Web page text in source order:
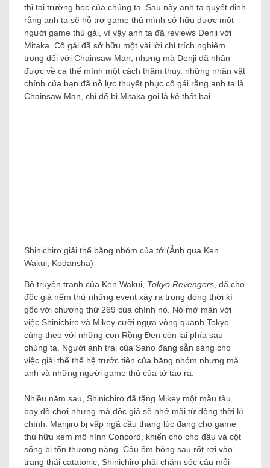
thỉ tại trường học của chúng ta. Sau này anh ta quyết định
rằng anh ta sẽ hỗ trợ game thủ mình sở hữu được một
người game thủ gái, vì vậy anh ta đã reviews Denji với
Mitaka. Cô gái đã sở hữu một vài lời chỉ trích nghiêm
trọng đối với Chainsaw Man, nhưng mà Denji đã nhận
được về cá thể mình một cách thâm thúy. những nhân vật
chính của bạn đã nỗ lực thuyết phục cô gái rằng anh ta là
Chainsaw Man, chỉ để bị Mitaka gọi là kẻ thất bại.
Shinichiro giải thể băng nhóm của tớ (Ảnh qua Ken
Wakui, Kodansha)
Bộ truyện tranh của Ken Wakui, Tokyo Revengers, đã cho
độc giả nếm thử những event xảy ra trong dòng thời kì
gốc với chương thứ 269 của chính nó. Nó mở màn với
việc Shinichiro và Mikey cưỡi ngựa vòng quanh Tokyo
cùng theo với những con Rồng Đen còn lại phía sau
chúng ta. Người anh trai của Sano đang sẵn sàng cho
việc giải thể thế hệ trước tiên của băng nhóm nhưng mà
anh và những người game thủ của tớ tạo ra.
Nhiều năm sau, Shinichiro đã tặng Mikey một mẫu tàu
bay đồ chơi nhưng mà độc giả sẽ nhớ mãi từ dòng thời kì
chính. Manjiro bị vấp ngã cầu thang lúc đang cho game
thủ hữu xem mô hình Concord, khiến cho cho đầu và cột
sống bị tổn thương nặng. Cậu ốm bỏng sau rốt rơi vào
trạng thái catatonic, Shinichiro phải chăm sóc cậu mỗi